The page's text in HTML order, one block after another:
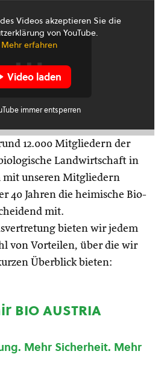
Videos akzeptieren Sie die
von YouTube.
Mehr erfahren
Video laden
immer entsperren
12.000 Mitgliedern der
Landwirtschaft in
mit unseren Mitgliedern
40 Jahren die heimische Bio-
mit.
bieten wir jedem
von Vorteilen, über die wir
Überblick bieten:
bio austria
Mehr Sicherheit. Mehr